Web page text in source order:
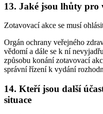
13. Jaké jsou lhůty pro
Zotavovací akce se musí
Orgán ochrany veřejného
vědomí a dále se k ní
způsobu konání zotavovací
správní řízení k vydání
14. Kteří jsou další
situace